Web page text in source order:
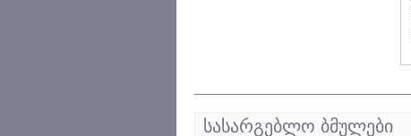
სასარგებლო ბმულები